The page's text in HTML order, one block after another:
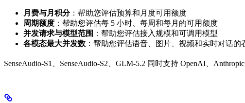
月费与月积分：帮助您评估预算和月度可用额度
周期额度 ：帮助您评估每 5 小时、每周和每月的可用额度
并发请求与模型范围 ：帮助您评估接入规模和可调用模型
各模态最大并发数 ：帮助您评估语音、图片、视频和实时对话的
SenseAudio-S1、SenseAudio-S2、GLM-5.2 同时支持 OpenAI、